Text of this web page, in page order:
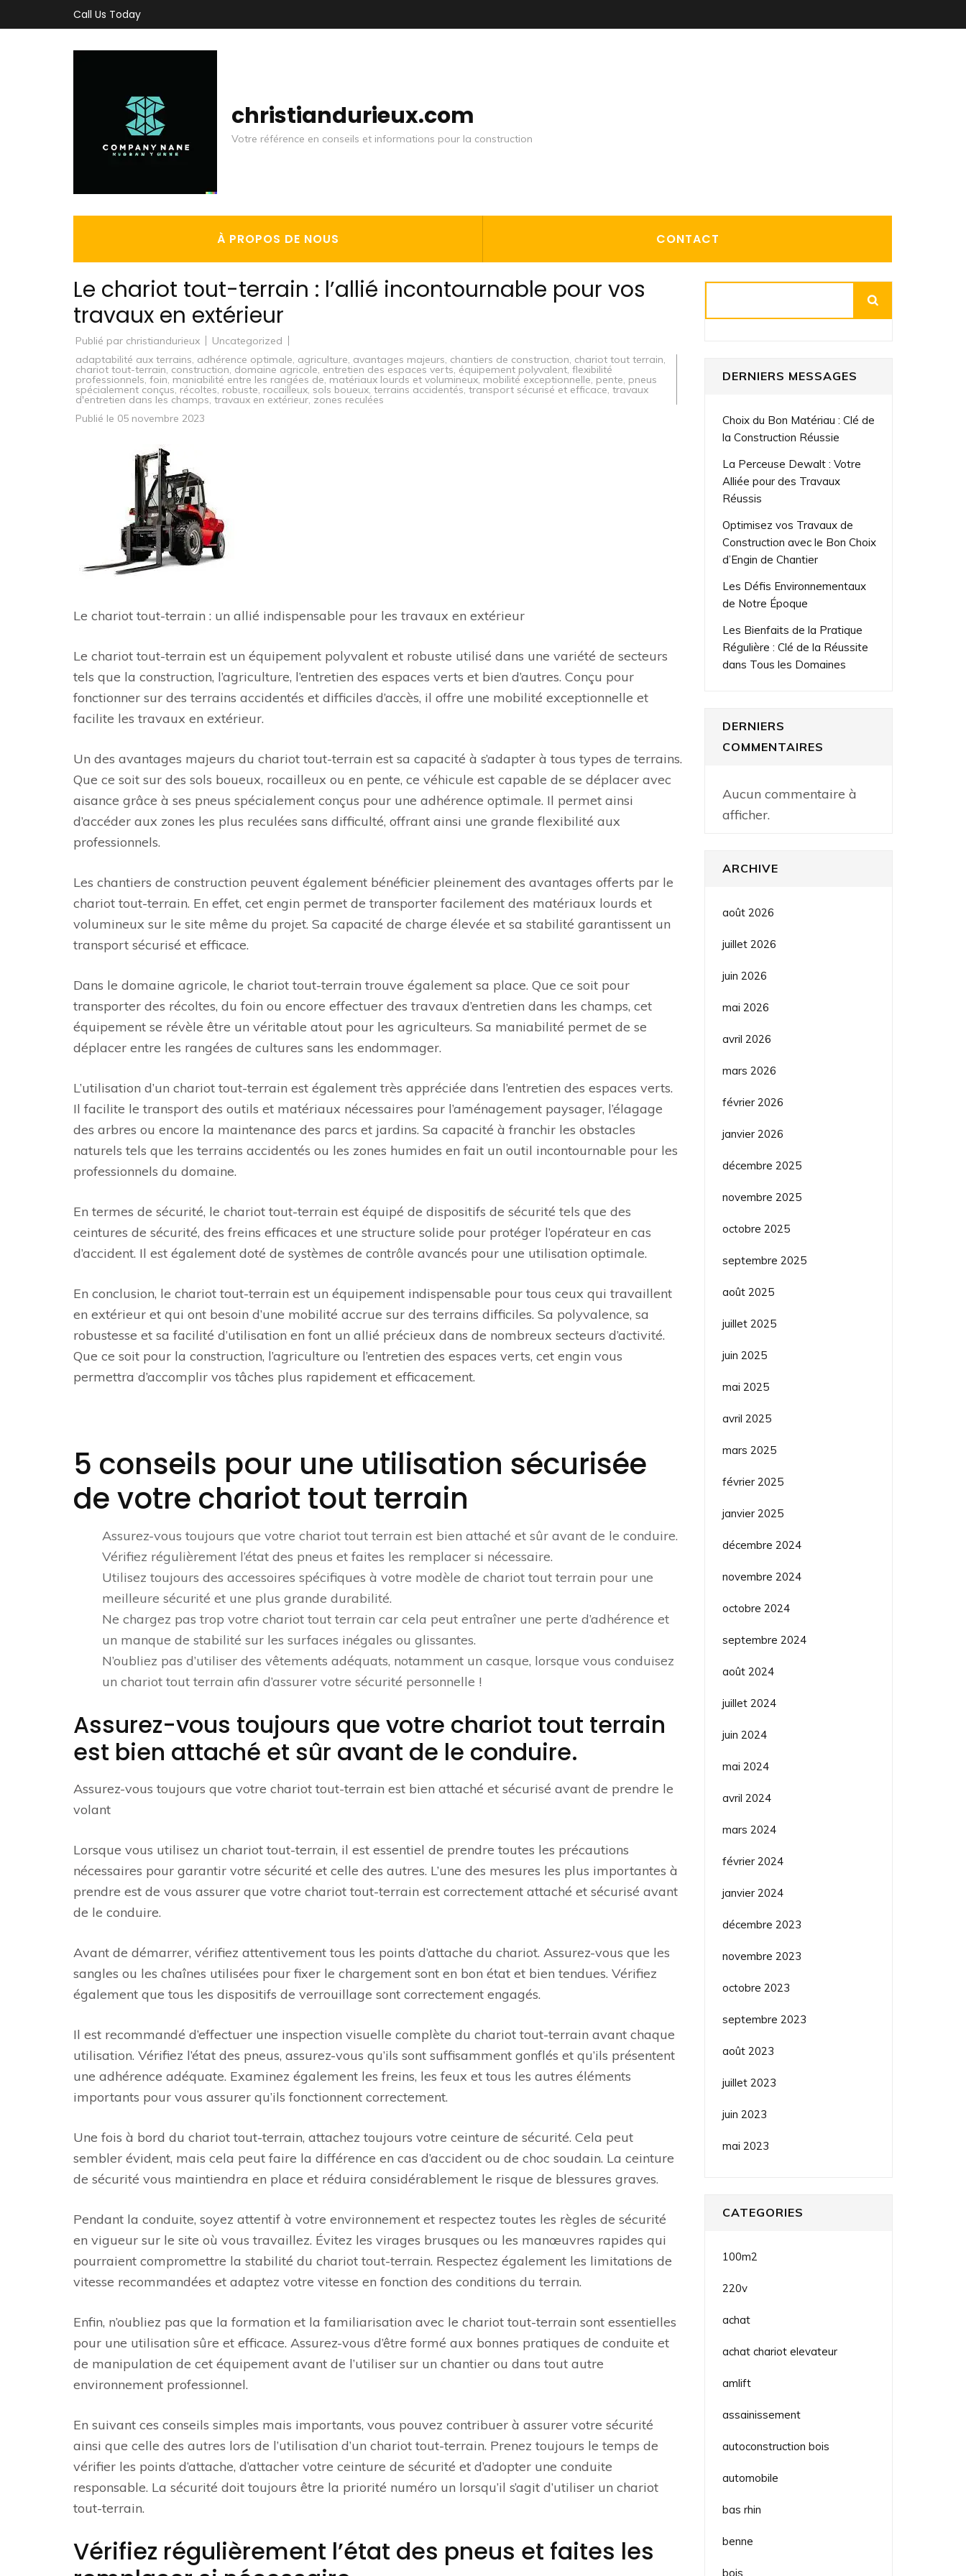
au
Call Us Today
christiandurieux.com
Votre référence en conseils et informations pour la construction
À PROPOS DE NOUS CONTACT
Le chariot tout-terrain : l’allié incontournable pour vos
travaux en extérieur
Publié par christiandurieux
Uncategorized
adaptabilité aux terrains, adhérence optimale, agriculture, avantages majeurs, chantiers de construction, chariot tout terrain,
chariot tout-terrain, construction, domaine agricole, entretien des espaces verts, équipement polyvalent, flexibilité
professionnels, foin, maniabilité entre les rangées de, matériaux lourds et volumineux, mobilité exceptionnelle, pente, pneus
spécialement conçus, récoltes, robuste, rocailleux, sols boueux, terrains accidentés, transport sécurisé et efficace, travaux
d'entretien dans les champs, travaux en extérieur, zones reculées
Publié le 05 novembre 2023
Le chariot tout-terrain : un allié indispensable pour les travaux en extérieur
Le chariot tout-terrain est un équipement polyvalent et robuste utilisé dans une variété de secteurs
tels que la construction, l’agriculture, l’entretien des espaces verts et bien d’autres. Conçu pour
fonctionner sur des terrains accidentés et difficiles d’accès, il offre une mobilité exceptionnelle et
facilite les travaux en extérieur.
Un des avantages majeurs du chariot tout-terrain est sa capacité à s’adapter à tous types de terrains.
Que ce soit sur des sols boueux, rocailleux ou en pente, ce véhicule est capable de se déplacer avec
aisance grâce à ses pneus spécialement conçus pour une adhérence optimale. Il permet ainsi
d’accéder aux zones les plus reculées sans difficulté, offrant ainsi une grande flexibilité aux
professionnels.
Les chantiers de construction peuvent également bénéficier pleinement des avantages offerts par le
chariot tout-terrain. En effet, cet engin permet de transporter facilement des matériaux lourds et
volumineux sur le site même du projet. Sa capacité de charge élevée et sa stabilité garantissent un
transport sécurisé et efficace.
Dans le domaine agricole, le chariot tout-terrain trouve également sa place. Que ce soit pour
transporter des récoltes, du foin ou encore effectuer des travaux d’entretien dans les champs, cet
équipement se révèle être un véritable atout pour les agriculteurs. Sa maniabilité permet de se
déplacer entre les rangées de cultures sans les endommager.
L’utilisation d’un chariot tout-terrain est également très appréciée dans l’entretien des espaces verts.
Il facilite le transport des outils et matériaux nécessaires pour l’aménagement paysager, l’élagage
des arbres ou encore la maintenance des parcs et jardins. Sa capacité à franchir les obstacles
naturels tels que les terrains accidentés ou les zones humides en fait un outil incontournable pour les
professionnels du domaine.
En termes de sécurité, le chariot tout-terrain est équipé de dispositifs de sécurité tels que des
ceintures de sécurité, des freins efficaces et une structure solide pour protéger l’opérateur en cas
d’accident. Il est également doté de systèmes de contrôle avancés pour une utilisation optimale.
En conclusion, le chariot tout-terrain est un équipement indispensable pour tous ceux qui travaillent
en extérieur et qui ont besoin d’une mobilité accrue sur des terrains difficiles. Sa polyvalence, sa
robustesse et sa facilité d’utilisation en font un allié précieux dans de nombreux secteurs d’activité.
Que ce soit pour la construction, l’agriculture ou l’entretien des espaces verts, cet engin vous
permettra d’accomplir vos tâches plus rapidement et efficacement.
5 conseils pour une utilisation sécurisée
de votre chariot tout terrain
Assurez-vous toujours que votre chariot tout terrain est bien attaché et sûr avant de le conduire.
Vérifiez régulièrement l’état des pneus et faites les remplacer si nécessaire.
Utilisez toujours des accessoires spécifiques à votre modèle de chariot tout terrain pour une
meilleure sécurité et une plus grande durabilité.
Ne chargez pas trop votre chariot tout terrain car cela peut entraîner une perte d’adhérence et
un manque de stabilité sur les surfaces inégales ou glissantes.
N’oubliez pas d’utiliser des vêtements adéquats, notamment un casque, lorsque vous conduisez
un chariot tout terrain afin d’assurer votre sécurité personnelle !
Assurez-vous toujours que votre chariot tout terrain
est bien attaché et sûr avant de le conduire.
Assurez-vous toujours que votre chariot tout-terrain est bien attaché et sécurisé avant de prendre le
volant
Lorsque vous utilisez un chariot tout-terrain, il est essentiel de prendre toutes les précautions
nécessaires pour garantir votre sécurité et celle des autres. L’une des mesures les plus importantes à
prendre est de vous assurer que votre chariot tout-terrain est correctement attaché et sécurisé avant
de le conduire.
Avant de démarrer, vérifiez attentivement tous les points d’attache du chariot. Assurez-vous que les
sangles ou les chaînes utilisées pour fixer le chargement sont en bon état et bien tendues. Vérifiez
également que tous les dispositifs de verrouillage sont correctement engagés.
Il est recommandé d’effectuer une inspection visuelle complète du chariot tout-terrain avant chaque
utilisation. Vérifiez l’état des pneus, assurez-vous qu’ils sont suffisamment gonflés et qu’ils présentent
une adhérence adéquate. Examinez également les freins, les feux et tous les autres éléments
importants pour vous assurer qu’ils fonctionnent correctement.
Une fois à bord du chariot tout-terrain, attachez toujours votre ceinture de sécurité. Cela peut
sembler évident, mais cela peut faire la différence en cas d’accident ou de choc soudain. La ceinture
de sécurité vous maintiendra en place et réduira considérablement le risque de blessures graves.
Pendant la conduite, soyez attentif à votre environnement et respectez toutes les règles de sécurité
en vigueur sur le site où vous travaillez. Évitez les virages brusques ou les manœuvres rapides qui
pourraient compromettre la stabilité du chariot tout-terrain. Respectez également les limitations de
vitesse recommandées et adaptez votre vitesse en fonction des conditions du terrain.
Enfin, n’oubliez pas que la formation et la familiarisation avec le chariot tout-terrain sont essentielles
pour une utilisation sûre et efficace. Assurez-vous d’être formé aux bonnes pratiques de conduite et
de manipulation de cet équipement avant de l’utiliser sur un chantier ou dans tout autre
environnement professionnel.
En suivant ces conseils simples mais importants, vous pouvez contribuer à assurer votre sécurité
ainsi que celle des autres lors de l’utilisation d’un chariot tout-terrain. Prenez toujours le temps de
vérifier les points d’attache, d’attacher votre ceinture de sécurité et d’adopter une conduite
responsable. La sécurité doit toujours être la priorité numéro un lorsqu’il s’agit d’utiliser un chariot
tout-terrain.
Vérifiez régulièrement l’état des pneus et faites les
DERNIERS MESSAGES
Choix du Bon Matériau : Clé de
la Construction Réussie
La Perceuse Dewalt : Votre
Alliée pour des Travaux
Réussis
Optimisez vos Travaux de
Construction avec le Bon Choix
d’Engin de Chantier
Les Défis Environnementaux
de Notre Époque
Les Bienfaits de la Pratique
Régulière : Clé de la Réussite
dans Tous les Domaines
DERNIERS
COMMENTAIRES
Aucun commentaire à
afficher.
ARCHIVE
août 2026
juillet 2026
juin 2026
mai 2026
avril 2026
mars 2026
février 2026
janvier 2026
décembre 2025
novembre 2025
octobre 2025
septembre 2025
août 2025
juillet 2025
juin 2025
mai 2025
avril 2025
mars 2025
février 2025
janvier 2025
décembre 2024
novembre 2024
octobre 2024
septembre 2024
août 2024
juillet 2024
juin 2024
mai 2024
avril 2024
mars 2024
février 2024
janvier 2024
décembre 2023
novembre 2023
octobre 2023
septembre 2023
août 2023
juillet 2023
juin 2023
mai 2023
CATEGORIES
100m2
220v
achat
achat chariot elevateur
amlift
assainissement
autoconstruction bois
automobile
bas rhin
benne
bois